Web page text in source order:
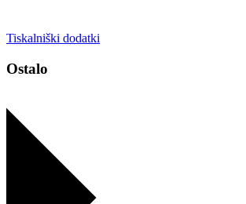
Tiskalniški dodatki
Ostalo